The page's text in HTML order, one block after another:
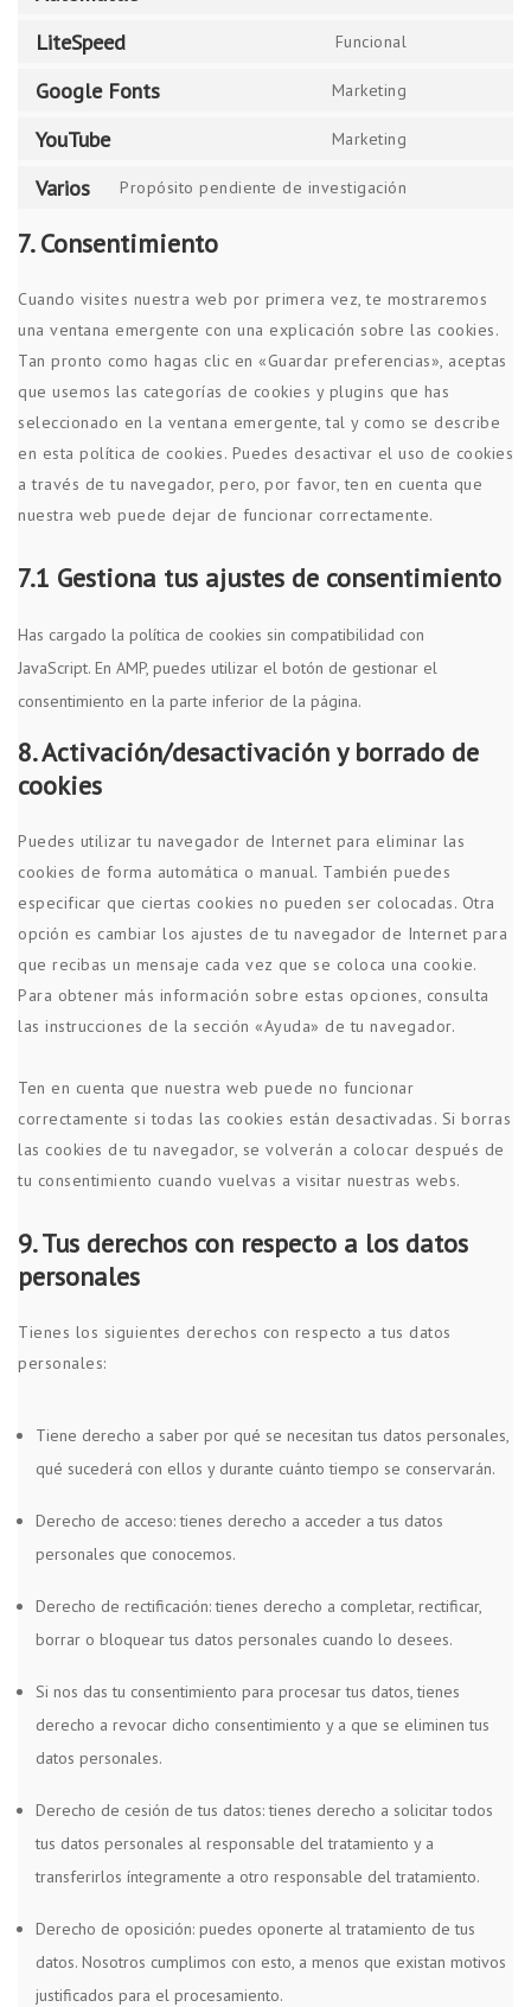
LiteSpeed Funcional
Google Fonts Marketing
YouTube Marketing
Varios Propósito pendiente de investigación
7. Consentimiento
Cuando visites nuestra web por primera vez, te mostraremos
una ventana emergente con una explicación sobre las cookies.
Tan pronto como hagas clic en «Guardar preferencias», aceptas
que usemos las categorías de cookies y plugins que has
seleccionado en la ventana emergente, tal y como se describe
en esta política de cookies. Puedes desactivar el uso de cookies
a través de tu navegador, pero, por favor, ten en cuenta que
nuestra web puede dejar de funcionar correctamente.
7.1 Gestiona tus ajustes de consentimiento
Has cargado la política de cookies sin compatibilidad con
JavaScript. En AMP, puedes utilizar el botón de gestionar el
consentimiento en la parte inferior de la página.
8. Activación/desactivación y borrado de
cookies
Puedes utilizar tu navegador de Internet para eliminar las
cookies de forma automática o manual. También puedes
especificar que ciertas cookies no pueden ser colocadas. Otra
opción es cambiar los ajustes de tu navegador de Internet para
que recibas un mensaje cada vez que se coloca una cookie.
Para obtener más información sobre estas opciones, consulta
las instrucciones de la sección «Ayuda» de tu navegador.
Ten en cuenta que nuestra web puede no funcionar
correctamente si todas las cookies están desactivadas. Si borras
las cookies de tu navegador, se volverán a colocar después de
tu consentimiento cuando vuelvas a visitar nuestras webs.
9. Tus derechos con respecto a los datos
personales
Tienes los siguientes derechos con respecto a tus datos
personales:
Tiene derecho a saber por qué se necesitan tus datos personales,
qué sucederá con ellos y durante cuánto tiempo se conservarán.
Derecho de acceso: tienes derecho a acceder a tus datos
personales que conocemos.
Derecho de rectificación: tienes derecho a completar, rectificar,
borrar o bloquear tus datos personales cuando lo desees.
Si nos das tu consentimiento para procesar tus datos, tienes
derecho a revocar dicho consentimiento y a que se eliminen tus
datos personales.
Derecho de cesión de tus datos: tienes derecho a solicitar todos
tus datos personales al responsable del tratamiento y a
transferirlos íntegramente a otro responsable del tratamiento.
Derecho de oposición: puedes oponerte al tratamiento de tus
datos. Nosotros cumplimos con esto, a menos que existan motivos
justificados para el procesamiento.